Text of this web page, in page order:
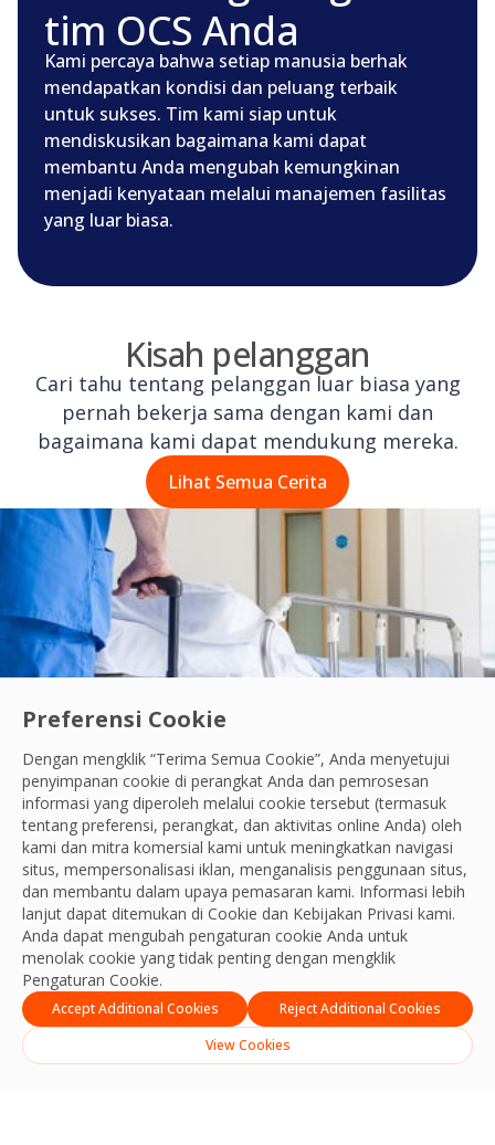
Preferensi Cookie
Dengan mengklik “Terima Semua Cookie”, Anda menyetujui
penyimpanan cookie di perangkat Anda dan pemrosesan
informasi yang diperoleh melalui cookie tersebut (termasuk
tentang preferensi, perangkat, dan aktivitas online Anda) oleh
kami dan mitra komersial kami untuk meningkatkan navigasi
situs, mempersonalisasi iklan, menganalisis penggunaan situs,
dan membantu dalam upaya pemasaran kami. Informasi lebih
lanjut dapat ditemukan di Cookie dan Kebijakan Privasi kami.
Anda dapat mengubah pengaturan cookie Anda untuk
menolak cookie yang tidak penting dengan mengklik
Pengaturan Cookie.
Accept Additional Cookies
Reject Additional Cookies
View Cookies
tim OCS Anda
Kami percaya bahwa setiap manusia berhak
mendapatkan kondisi dan peluang terbaik
untuk sukses. Tim kami siap untuk
mendiskusikan bagaimana kami dapat
membantu Anda mengubah kemungkinan
menjadi kenyataan melalui manajemen fasilitas
yang luar biasa.
Kisah pelanggan
Cari tahu tentang pelanggan luar biasa yang
pernah bekerja sama dengan kami dan
bagaimana kami dapat mendukung mereka.
Lihat Semua Cerita
Terkemuka: Mempertahankan